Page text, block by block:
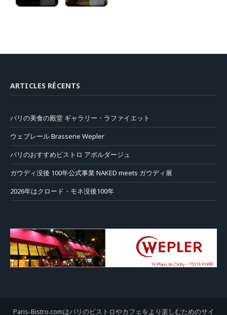
ARTICLES RÉCENTS
パリの美食の殿堂 ギャラリー・ラファイエット
ウェプレール Brasserie Wepler
パリのおすすめビストロ アボルダージュ
ガウディ没後 100年公式事業 NAKED meets ガウディ展
2026年はクロード・モネ没後100年
Paris-Bistro.comはパリのビストロやカフェをより楽しむためのサイ